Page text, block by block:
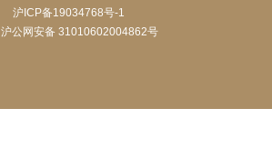
沪ICP备19034768号-1
沪公网安备 31010602004862号